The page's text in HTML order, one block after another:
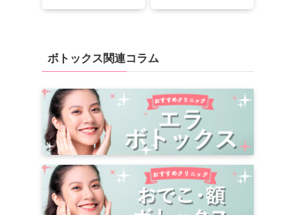
ボトックス関連コラム